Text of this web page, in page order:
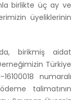
birlikte üç ay ve
üyeliklerinin
birikmiş aidat
Türkiye
numaralı
talimatının